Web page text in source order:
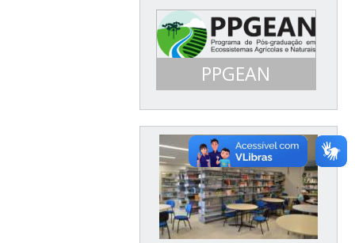
Conceito 5 ENADE 2016
PPGEAN
Mestrado em Ecossistemas
Agrícolas e Naturais